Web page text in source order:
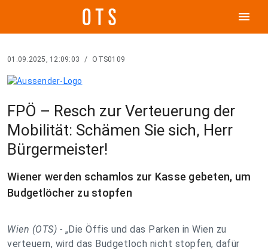
menu
01.09.2025, 12:09:03 / OTS0109
FPÖ – Resch zur Verteuerung der
Mobilität: Schämen Sie sich, Herr
Bürgermeister!
Wiener werden schamlos zur Kasse gebeten, um
Budgetlöcher zu stopfen
Wien (OTS) - „Die Öffis und das Parken in Wien zu
verteuern, wird das Budgetloch nicht stopfen, dafür